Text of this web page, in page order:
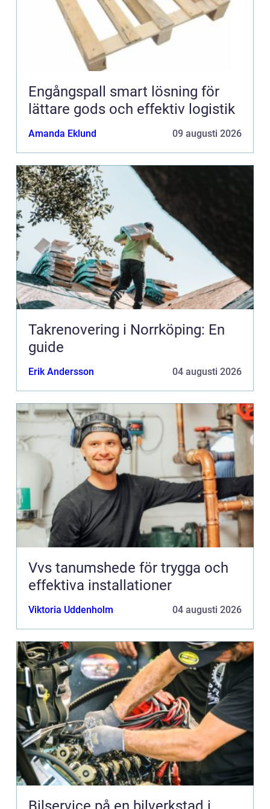
Engångspall smart lösning för
lättare gods och effektiv logistik
Amanda Eklund 09 augusti 2026
Takrenovering i Norrköping: En
guide
Erik Andersson 04 augusti 2026
Vvs tanumshede för trygga och
effektiva installationer
Viktoria Uddenholm 04 augusti 2026